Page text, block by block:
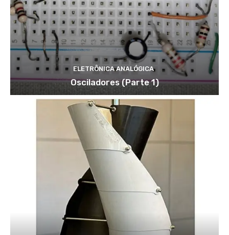
ELETRÔNICA ANALÓGICA
Osciladores (Parte 1)